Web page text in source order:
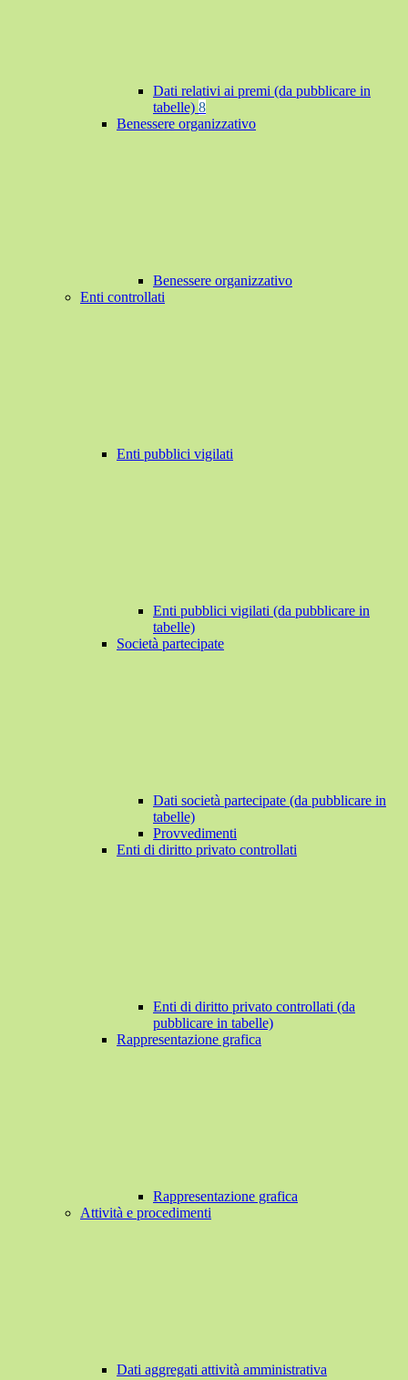
Dati relativi ai premi (da pubblicare in
tabelle) 8
Benessere organizzativo
Benessere organizzativo
Enti controllati
Enti pubblici vigilati
Enti pubblici vigilati (da pubblicare in
tabelle)
Società partecipate
Dati società partecipate (da pubblicare in
tabelle)
Provvedimenti
Enti di diritto privato controllati
Enti di diritto privato controllati (da
pubblicare in tabelle)
Rappresentazione grafica
Rappresentazione grafica
Attività e procedimenti
Dati aggregati attività amministrativa